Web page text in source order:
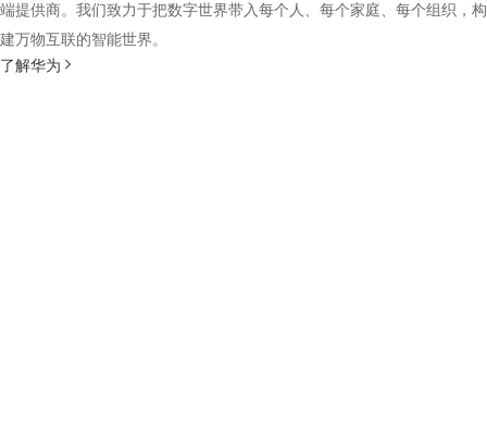
端提供商。我们致力于把数字世界带入每个人、每个家庭、每个组织，构
建万物互联的智能世界。
了解华为